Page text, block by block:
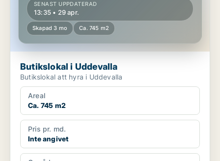
SENAST UPPDATERAD
13:35 • 29 apr.
Skapad 3 mo Ca. 745 m2
Butikslokal i Uddevalla
Butikslokal att hyra i Uddevalla
Areal
Ca. 745 m2
Pris pr. md.
Inte angivet